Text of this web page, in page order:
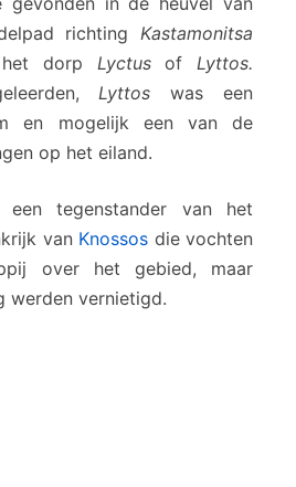
richting Kastamonitsa
dorp LyctusofLyttos.
Lyttos was een
en mogelijk een van de
op het eiland.
tegenstander van het
van Knossos die vochten
over het gebied, maar
werden vernietigd.